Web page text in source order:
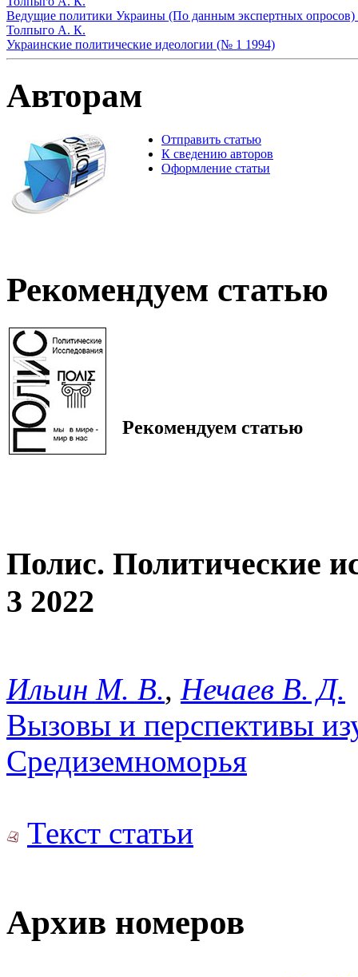
Ведущие политики Украины (По данным экспертных
Толпыго А. К.
Украинские политические идеологии (№ 1 1994)
Авторам
Отправить статью
К сведению авторов
Оформление статьи
Рекомендуем статью
Рекомендуем статью
Полис. Политические
3 2022
Ильин М. В., Нечаев В. Д.
Вызовы и перспективы
Средиземноморья
Текст статьи
Архив номеров